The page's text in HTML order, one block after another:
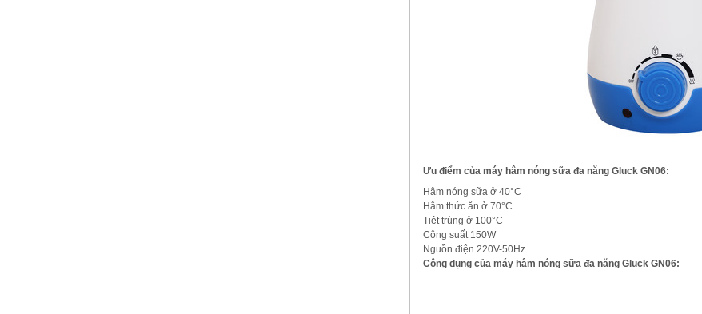
Ưu điểm của máy hâm nóng sữa đa năng Gluck GN06:
Hâm nóng sữa ở 40°C
Hâm thức ăn ở 70°C
Tiệt trùng ở 100°C
Công suất 150W
Nguồn điện 220V-50Hz
Công dụng của máy hâm nóng sữa đa năng Gluck GN06: